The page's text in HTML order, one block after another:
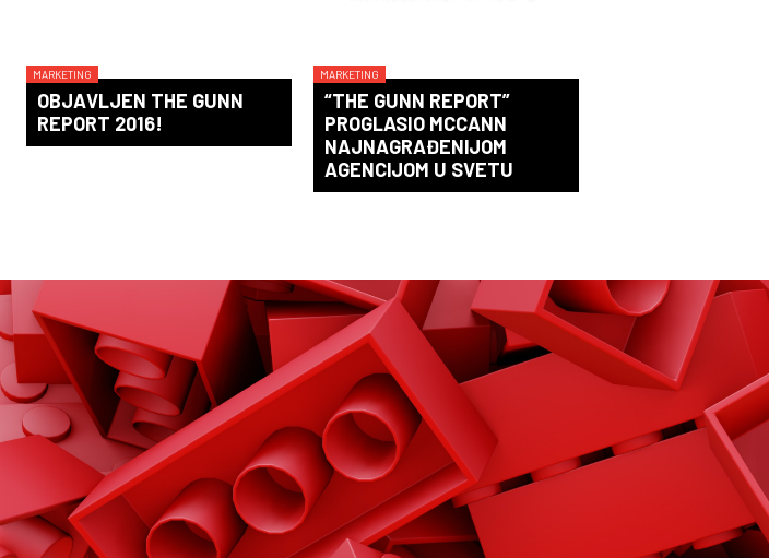
MARKETING
OBJAVLJEN THE GUNN
REPORT 2016!
MARKETING
“THE GUNN REPORT”
PROGLASIO MCCANN
NAJNAGRAĐENIJOM
AGENCIJOM U SVETU